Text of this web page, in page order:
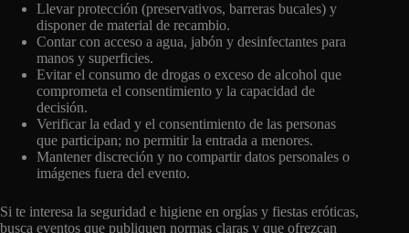
Llevar protección (preservativos, barreras bucales) y
disponer de material de recambio.
Contar con acceso a agua, jabón y desinfectantes para
manos y superficies.
Evitar el consumo de drogas o exceso de alcohol que
comprometa el consentimiento y la capacidad de
decisión.
Verificar la edad y el consentimiento de las personas
que participan; no permitir la entrada a menores.
Mantener discreción y no compartir datos personales o
imágenes fuera del evento.
Si te interesa la seguridad e higiene en orgías y fiestas eróticas,
busca eventos que publiquen normas claras y que ofrezcan